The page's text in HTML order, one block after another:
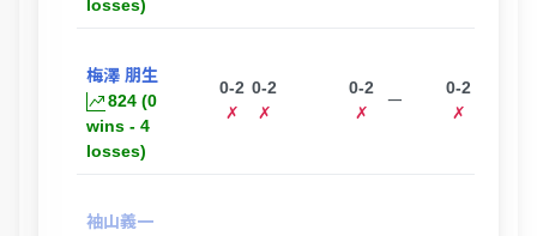
losses)
梅澤 朋生
824 (0
wins - 4
losses)
0-2
✗
0-2
✗
0-2
✗
ー
0-2
✗
袖山義一